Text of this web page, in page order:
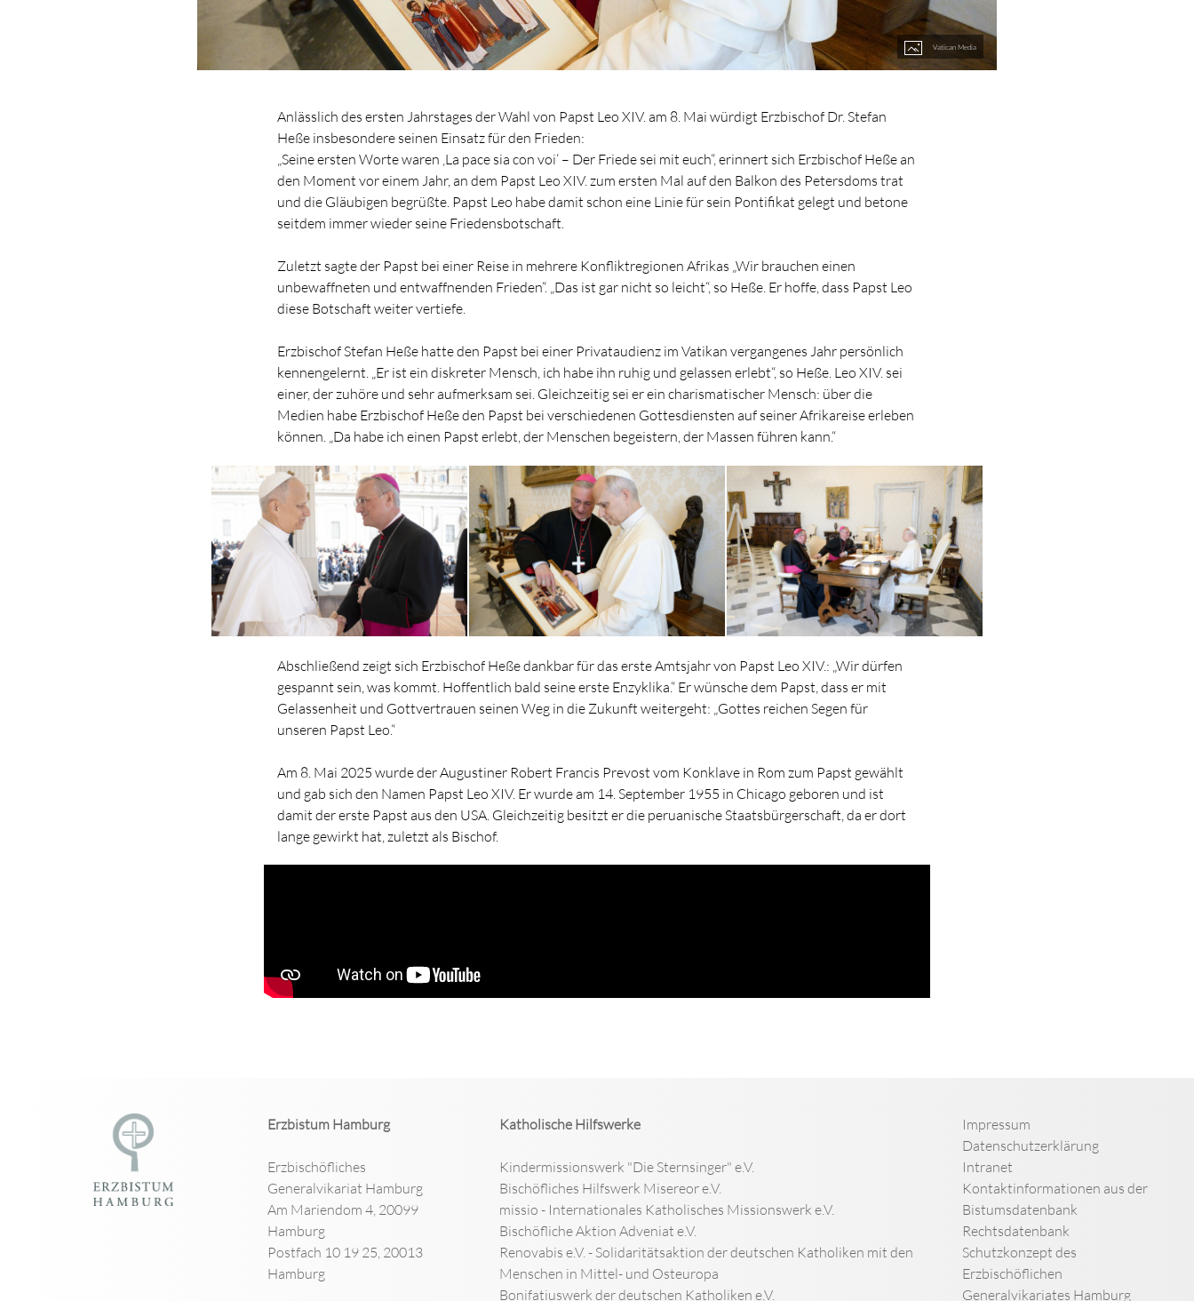
Vatican Media
Anlässlich des ersten Jahrstages der Wahl von Papst Leo XIV. am 8. Mai würdigt Erzbischof Dr. Stefan
Heße insbesondere seinen Einsatz für den Frieden:
„Seine ersten Worte waren ‚La pace sia con voi‘ – Der Friede sei mit euch“, erinnert sich Erzbischof Heße an
den Moment vor einem Jahr, an dem Papst Leo XIV. zum ersten Mal auf den Balkon des Petersdoms trat
und die Gläubigen begrüßte. Papst Leo habe damit schon eine Linie für sein Pontifikat gelegt und betone
seitdem immer wieder seine Friedensbotschaft.
Zuletzt sagte der Papst bei einer Reise in mehrere Konfliktregionen Afrikas „Wir brauchen einen
unbewaffneten und entwaffnenden Frieden“. „Das ist gar nicht so leicht“, so Heße. Er hoffe, dass Papst Leo
diese Botschaft weiter vertiefe.
Erzbischof Stefan Heße hatte den Papst bei einer Privataudienz im Vatikan vergangenes Jahr persönlich
kennengelernt. „Er ist ein diskreter Mensch, ich habe ihn ruhig und gelassen erlebt“, so Heße. Leo XIV. sei
einer, der zuhöre und sehr aufmerksam sei. Gleichzeitig sei er ein charismatischer Mensch: über die
Medien habe Erzbischof Heße den Papst bei verschiedenen Gottesdiensten auf seiner Afrikareise erleben
können. „Da habe ich einen Papst erlebt, der Menschen begeistern, der Massen führen kann.“
Abschließend zeigt sich Erzbischof Heße dankbar für das erste Amtsjahr von Papst Leo XIV.: „Wir dürfen
gespannt sein, was kommt. Hoffentlich bald seine erste Enzyklika.“ Er wünsche dem Papst, dass er mit
Gelassenheit und Gottvertrauen seinen Weg in die Zukunft weitergeht: „Gottes reichen Segen für
unseren Papst Leo.“
Am 8. Mai 2025 wurde der Augustiner Robert Francis Prevost vom Konklave in Rom zum Papst gewählt
und gab sich den Namen Papst Leo XIV. Er wurde am 14. September 1955 in Chicago geboren und ist
damit der erste Papst aus den USA. Gleichzeitig besitzt er die peruanische Staatsbürgerschaft, da er dort
lange gewirkt hat, zuletzt als Bischof.
Erzbistum Hamburg
Erzbischöfliches
Generalvikariat Hamburg
Am Mariendom 4, 20099
Hamburg
Postfach 10 19 25, 20013
Hamburg
Katholische Hilfswerke
Kindermissionswerk "Die Sternsinger" e.V.
Bischöfliches Hilfswerk Misereor e.V.
missio - Internationales Katholisches Missionswerk e.V.
Bischöfliche Aktion Adveniat e.V.
Renovabis e.V. - Solidaritätsaktion der deutschen Katholiken mit den
Menschen in Mittel- und Osteuropa
Bonifatiuswerk der deutschen Katholiken e.V.
Impressum
Datenschutzerklärung
Intranet
Kontaktinformationen aus der
Bistumsdatenbank
Rechtsdatenbank
Schutzkonzept des
Erzbischöflichen
Generalvikariates Hamburg